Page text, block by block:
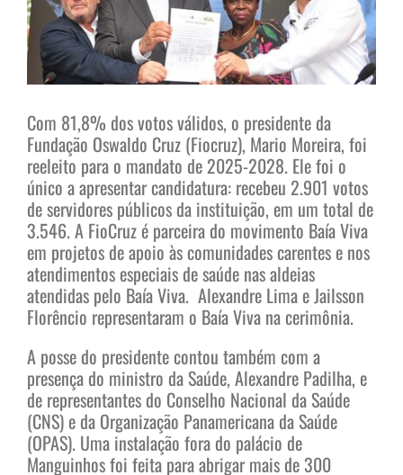
Com 81,8% dos votos válidos, o presidente da
Fundação Oswaldo Cruz (Fiocruz), Mario Moreira, foi
reeleito para o mandato de 2025-2028. Ele foi o
único a apresentar candidatura: recebeu 2.901 votos
de servidores públicos da instituição, em um total de
3.546. A FioCruz é parceira do movimento Baía Viva
em projetos de apoio às comunidades carentes e nos
atendimentos especiais de saúde nas aldeias
atendidas pelo Baía Viva. Alexandre Lima e Jailsson
Florêncio representaram o Baía Viva na cerimônia.
A posse do presidente contou também com a
presença do ministro da Saúde, Alexandre Padilha, e
de representantes do Conselho Nacional da Saúde
(CNS) e da Organização Panamericana da Saúde
(OPAS). Uma instalação fora do palácio de
Manguinhos foi feita para abrigar mais de 300